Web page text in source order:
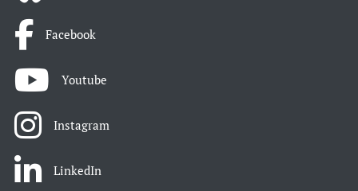
Facebook
Youtube
Instagram
LinkedIn